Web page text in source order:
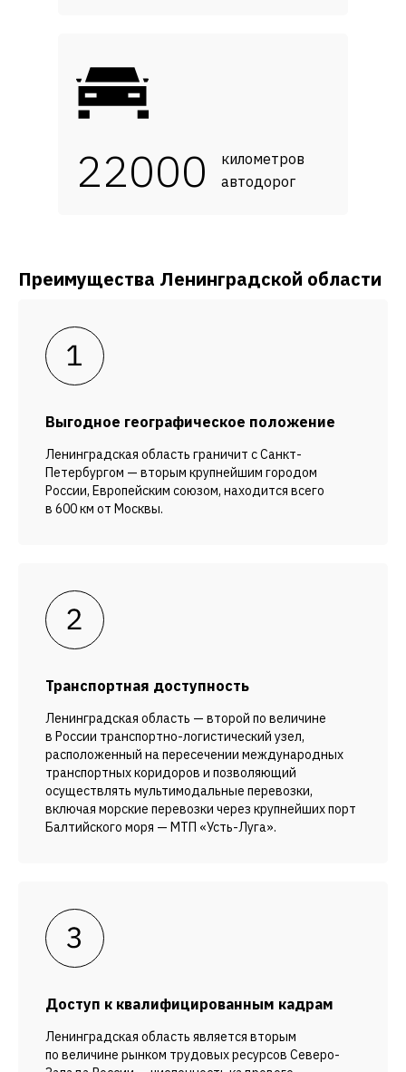
километров
автодорог
22000
Преимущества Ленинградской области
Выгодное географическое положение
Ленинградская область граничит с Санкт-
Петербургом — вторым крупнейшим городом
России, Европейским союзом, находится всего
в 600 км от Москвы.
Транспортная доступность
Ленинградская область — второй по величине
в России транспортно-логистический узел,
расположенный на пересечении международных
транспортных коридоров и позволяющий
осуществлять мультимодальные перевозки,
включая морские перевозки через крупнейших порт
Балтийского моря — МТП «Усть-Луга».
Доступ к квалифицированным кадрам
Ленинградская область является вторым
по величине рынком трудовых ресурсов Северо-